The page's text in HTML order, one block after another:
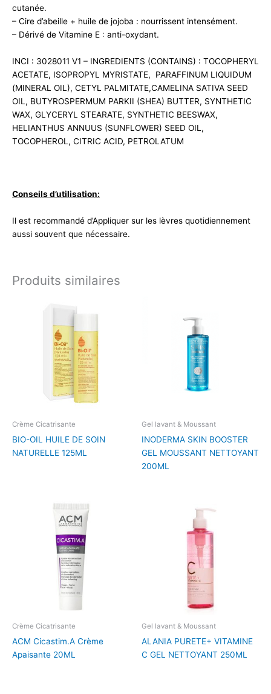
cutanée.
– Cire d’abeille + huile de jojoba : nourrissent intensément.
– Dérivé de Vitamine E : anti-oxydant.
INCI : 3028011 V1 – INGREDIENTS (CONTAINS) : TOCOPHERYL
ACETATE, ISOPROPYL MYRISTATE, PARAFFINUM LIQUIDUM
(MINERAL OIL), CETYL PALMITATE,CAMELINA SATIVA SEED
OIL, BUTYROSPERMUM PARKII (SHEA) BUTTER, SYNTHETIC
WAX, GLYCERYL STEARATE, SYNTHETIC BEESWAX,
HELIANTHUS ANNUUS (SUNFLOWER) SEED OIL,
TOCOPHEROL, CITRIC ACID, PETROLATUM
Conseils d’utilisation:
Il est recommandé d’Appliquer sur les lèvres quotidiennement
aussi souvent que nécessaire.
Produits similaires
Crème Cicatrisante
BIO-OIL HUILE DE SOIN
NATURELLE 125ML
Gel lavant & Moussant
INODERMA SKIN BOOSTER
GEL MOUSSANT NETTOYANT
200ML
Crème Cicatrisante
ACM Cicastim.A Crème
Apaisante 20ML
Gel lavant & Moussant
ALANIA PURETE+ VITAMINE
C GEL NETTOYANT 250ML